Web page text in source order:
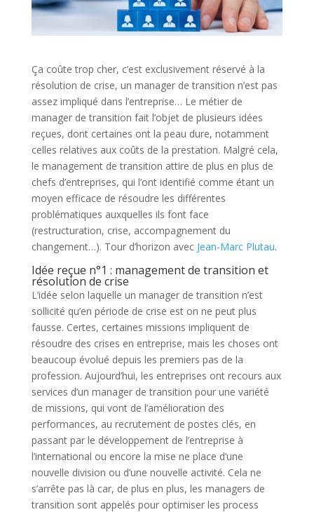
Ça coûte trop cher, c’est exclusivement réservé à la
résolution de crise, un manager de transition n’est pas
assez impliqué dans l’entreprise… Le métier de
manager de transition fait l’objet de plusieurs idées
reçues, dont certaines ont la peau dure, notamment
celles relatives aux coûts de la prestation. Malgré cela,
le management de transition attire de plus en plus de
chefs d’entreprises, qui l’ont identifié comme étant un
moyen efficace de résoudre les différentes
problématiques auxquelles ils font face
(restructuration, crise, accompagnement du
changement…). Tour d’horizon avec Jean-Marc Plutau.
Idée reçue n°1 : management de transition et
résolution de crise
L’idée selon laquelle un manager de transition n’est
sollicité qu’en période de crise est on ne peut plus
fausse. Certes, certaines missions impliquent de
résoudre des crises en entreprise, mais les choses ont
beaucoup évolué depuis les premiers pas de la
profession. Aujourd’hui, les entreprises ont recours aux
services d’un manager de transition pour une variété
de missions, qui vont de l’amélioration des
performances, au recrutement de postes clés, en
passant par le développement de l’entreprise à
l’international ou encore la mise ne place d’une
nouvelle division ou d’une nouvelle activité. Cela ne
s’arrête pas là car, de plus en plus, les managers de
transition sont appelés pour optimiser les process